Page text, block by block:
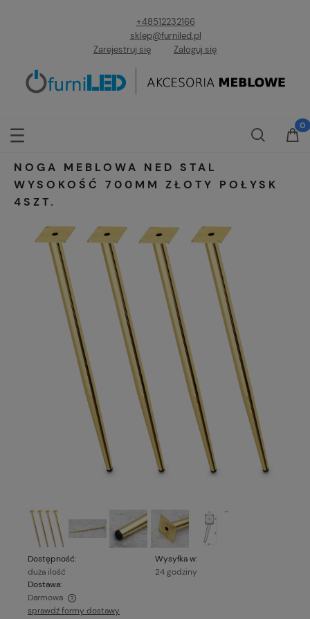
+48512232166
sklep@furniled.pl
Zarejestruj się
Zaloguj się
NOGA MEBLOWA NED STAL
WYSOKOŚĆ 700MM ZŁOTY POŁYSK
4SZT.
Dostępność:
duża ilość
Wysyłka w:
24 godziny
Dostawa:
Darmowa
Cena nie zawiera ewentualnych kosztów płatności
sprawdź formy dostawy